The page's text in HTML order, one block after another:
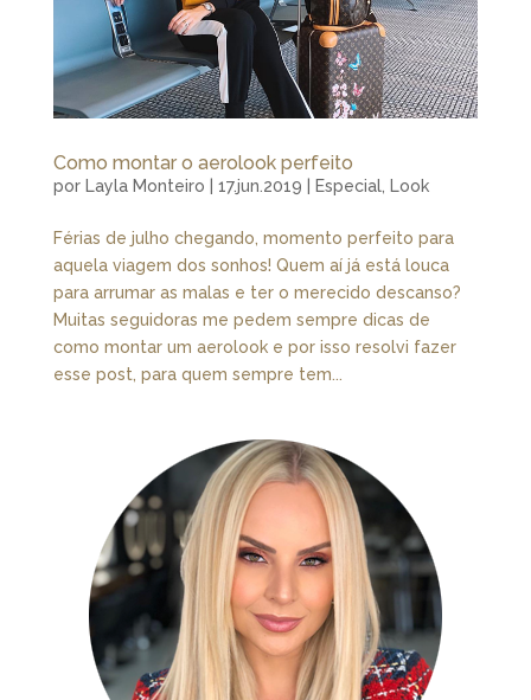
Como montar o aerolook perfeito
por Layla Monteiro 17.jun.2019 Especial, Look
Férias de julho chegando, momento perfeito para
aquela viagem dos sonhos! Quem aí já está louca
para arrumar as malas e ter o merecido descanso?
Muitas seguidoras me pedem sempre dicas de
como montar um aerolook e por isso resolvi fazer
esse post, para quem sempre tem...